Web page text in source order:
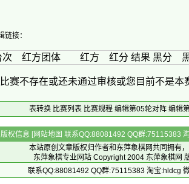
链接：
次 红方团体 红方 红分 结果 黑
赛不存在或还未通过审核或您目前不是
表转换 比赛列表 比赛规程 编辑第05轮对阵 编辑
权信息 [网站地图 联系QQ:88081492 QQ群:75115383
本站原创文章版权归作者和 东萍象棋网共同拥有
东萍象棋专业网站 Copyright 2004 东萍象棋网
联系QQ:88081492 QQ群:75115383 淘宝:hldcg